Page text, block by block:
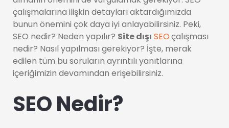
çalışmalarına ilişkin detayları aktardığımızda
bunun önemini çok daya iyi anlayabilirsiniz. Peki,
SEO nedir? Neden yapılır? Site dışı SEOçalışması
nedir? Nasıl yapılması gerekiyor? İşte, merak
edilen tüm bu soruların ayrıntılı yanıtlarına
içeriğimizin devamından erişebilirsiniz.
SEO Nedir?